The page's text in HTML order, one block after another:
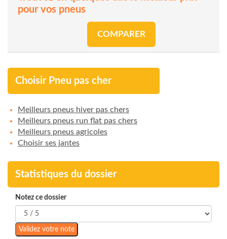
pour vos pneus
COMPARER
Choisir Pneu pas cher
Meilleurs pneus hiver pas chers
Meilleurs pneus run flat pas chers
Meilleurs pneus agricoles
Choisir ses jantes
Statistiques du dossier
Notez ce dossier